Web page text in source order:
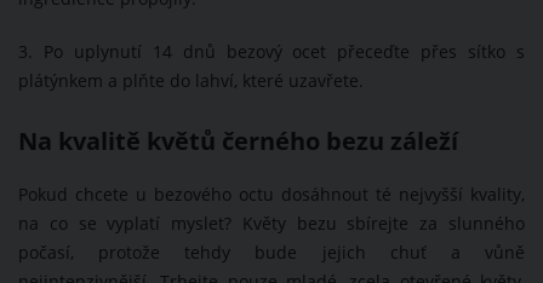
3. Po uplynutí 14 dnů bezový ocet přeceďte přes sítko s
plátýnkem a plňte do lahví, které uzavřete.
Na kvalitě květů černého bezu záleží
Pokud chcete u bezového octu dosáhnout té nejvyšší kvality,
na co se vyplatí myslet? Květy bezu sbírejte za slunného
počasí, protože tehdy bude jejich chuť a vůně